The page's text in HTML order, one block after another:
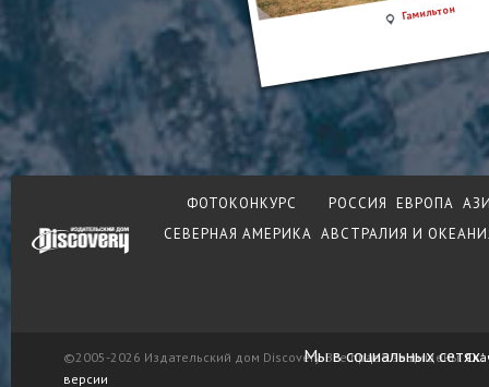
Гамильтон
ФОТОКОНКУРС РОССИЯ ЕВРОПА
СЕВЕРНАЯ АМЕРИКА АВСТРАЛИЯ И
©2005-2026 Издательский дом Discovery. Все права защищены.
версии
Мы в социальных сетях: